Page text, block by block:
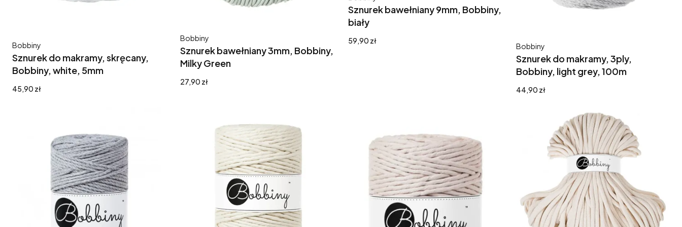
Sznurek do makramy, skręcany,
Bobbiny, white, 5mm
Producent
Bobbiny
Cena
45,90 zł
Sznurek bawełniany 3mm, Bobbiny,
Milky Green
Producent
Bobbiny
Cena
27,90 zł
Sznurek bawełniany 9mm, Bobbiny,
biały
Cena
59,90 zł
Sznurek do makramy, 3ply,
Bobbiny, light grey, 100m
Producent
Bobbiny
Cena
44,90 zł